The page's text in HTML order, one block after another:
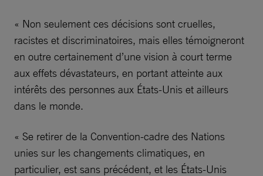
« Non seulement ces décisions sont cruelles,
racistes et discriminatoires, mais elles témoigneront
en outre certainement d’une vision à court terme
aux effets dévastateurs, en portant atteinte aux
intérêts des personnes aux États-Unis et ailleurs
dans le monde.
« Se retirer de la Convention-cadre des Nations
unies sur les changements climatiques, en
particulier, est sans précédent, et les États-Unis